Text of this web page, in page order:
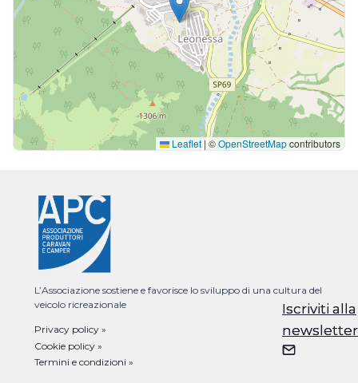
Iscriviti alla
newsletter
Leaflet|©OpenStreetMapcontributors
L’Associazione sostiene e favorisce lo sviluppo di una cultura del
veicolo ricreazionale
Privacy policy »
Cookie policy »
Termini e condizioni »
Iscriviti alla
newsletter